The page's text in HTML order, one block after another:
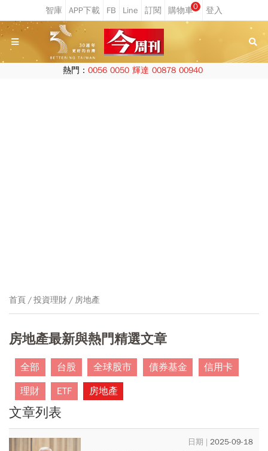
0
熱門： 0056 0050 輝達 00878 00940
首頁 投資理財 房地產
房地產最新與熱門精選文章
全部 台股 全球股市 債券基金
信用卡
理財
ETF 房地產
文章列表
2025-09-18